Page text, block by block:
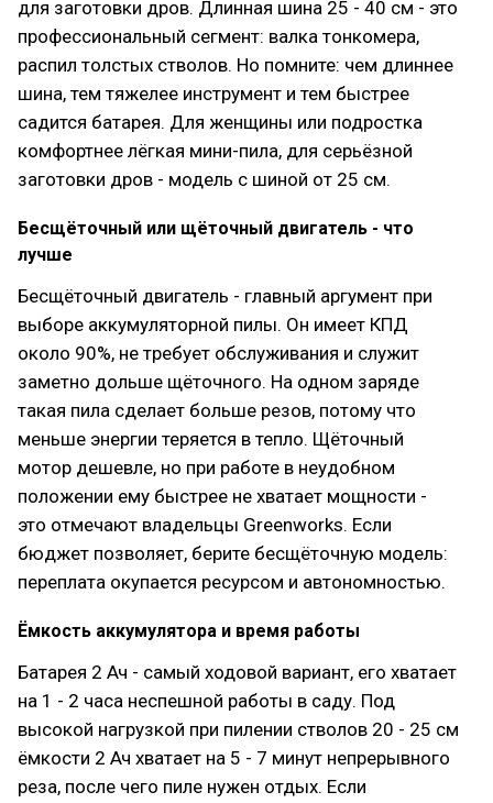
для заготовки дров. Длинная шина 25 - 40 см - это
профессиональный сегмент: валка тонкомера,
распил толстых стволов. Но помните: чем длиннее
шина, тем тяжелее инструмент и тем быстрее
садится батарея. Для женщины или подростка
комфортнее лёгкая мини-пила, для серьёзной
заготовки дров - модель с шиной от 25 см.
Бесщёточный или щёточный двигатель - что
лучше
Бесщёточный двигатель - главный аргумент при
выборе аккумуляторной пилы. Он имеет КПД
около 90%, не требует обслуживания и служит
заметно дольше щёточного. На одном заряде
такая пила сделает больше резов, потому что
меньше энергии теряется в тепло. Щёточный
мотор дешевле, но при работе в неудобном
положении ему быстрее не хватает мощности -
это отмечают владельцы Greenworks. Если
бюджет позволяет, берите бесщёточную модель:
переплата окупается ресурсом и автономностью.
Ёмкость аккумулятора и время работы
Батарея 2 Ач - самый ходовой вариант, его хватает
на 1 - 2 часа неспешной работы в саду. Под
высокой нагрузкой при пилении стволов 20 - 25 см
ёмкости 2 Ач хватает на 5 - 7 минут непрерывного
реза, после чего пиле нужен отдых. Если